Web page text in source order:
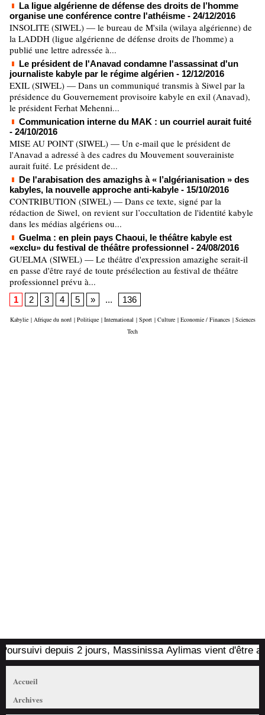
La ligue algérienne de défense des droits de l’homme
organise une conférence contre l'athéisme - 24/12/2016
INSOLITE (SIWEL) — le bureau de M'sila (wilaya algérienne) de
la LADDH (ligue algérienne de défense droits de l'homme) a
publié une lettre adressée à...
Le président de l'Anavad condamne l'assassinat d'un
journaliste kabyle par le régime algérien - 12/12/2016
EXIL (SIWEL) — Dans un communiqué transmis à Siwel par la
présidence du Gouvernement provisoire kabyle en exil (Anavad),
le président Ferhat Mehenni...
Communication interne du MAK : un courriel aurait fuité
- 24/10/2016
MISE AU POINT (SIWEL) — Un e-mail que le président de
l'Anavad a adressé à des cadres du Mouvement souverainiste
aurait fuité. Le président de...
De l'arabisation des amazighs à « l’algérianisation » des
kabyles, la nouvelle approche anti-kabyle - 15/10/2016
CONTRIBUTION (SIWEL) — Dans ce texte, signé par la
rédaction de Siwel, on revient sur l’occultation de l'identité kabyle
dans les médias algériens ou...
Guelma : en plein pays Chaoui, le théâtre kabyle est
«exclu» du festival de théâtre professionnel - 24/08/2016
GUELMA (SIWEL) — Le théâtre d'expression amazighe serait-il
en passe d'être rayé de toute présélection au festival de théâtre
professionnel prévu à...
1 2 3 4 5 » ... 136
Kabylie | Afrique du nord | Politique | International | Sport | Culture | Economie / Finances | Sciences
Tech
depuis 2 jours, Massinissa Aylimas vient d'être
Accueil
Archives